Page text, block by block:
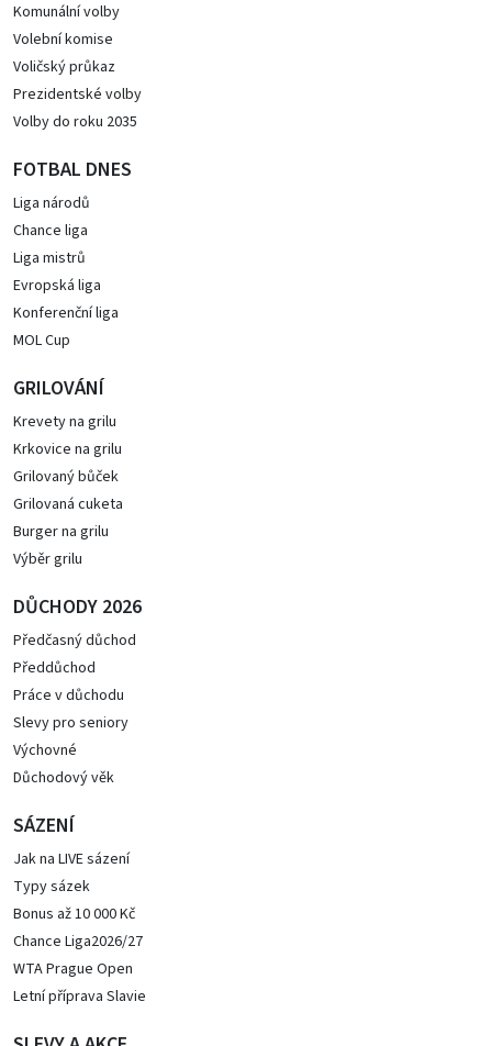
Komunální volby
Volební komise
Voličský průkaz
Prezidentské volby
Volby do roku 2035
FOTBAL DNES
Liga národů
Chance liga
Liga mistrů
Evropská liga
Konferenční liga
MOL Cup
GRILOVÁNÍ
Krevety na grilu
Krkovice na grilu
Grilovaný bůček
Grilovaná cuketa
Burger na grilu
Výběr grilu
DŮCHODY 2026
Předčasný důchod
Předdůchod
Práce v důchodu
Slevy pro seniory
Výchovné
Důchodový věk
SÁZENÍ
Jak na LIVE sázení
Typy sázek
Bonus až 10 000 Kč
Chance Liga2026/27
WTA Prague Open
Letní příprava Slavie